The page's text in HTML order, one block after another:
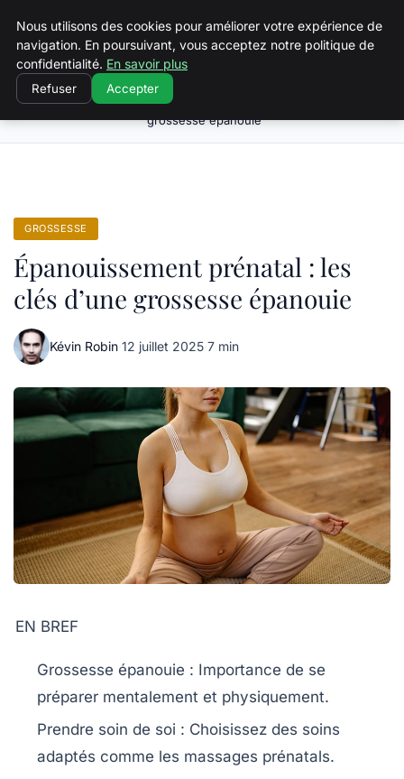
Squeakyswing.com
Épanouissement prénatal : les clés d’une
grossesse épanouie
GROSSESSE
Épanouissement prénatal : les
clés d’une grossesse épanouie
Kévin Robin·12 juillet 2025·7 min
EN BREF
Grossesse épanouie : Importance de se
préparer mentalement et physiquement.
Prendre soin de soi : Choisissez des soins
adaptés comme les massages prénatals.
Nous utilisons des cookies pour améliorer votre expérience de
navigation. En poursuivant, vous acceptez notre politique de
confidentialité. En savoir plus
Refuser Accepter